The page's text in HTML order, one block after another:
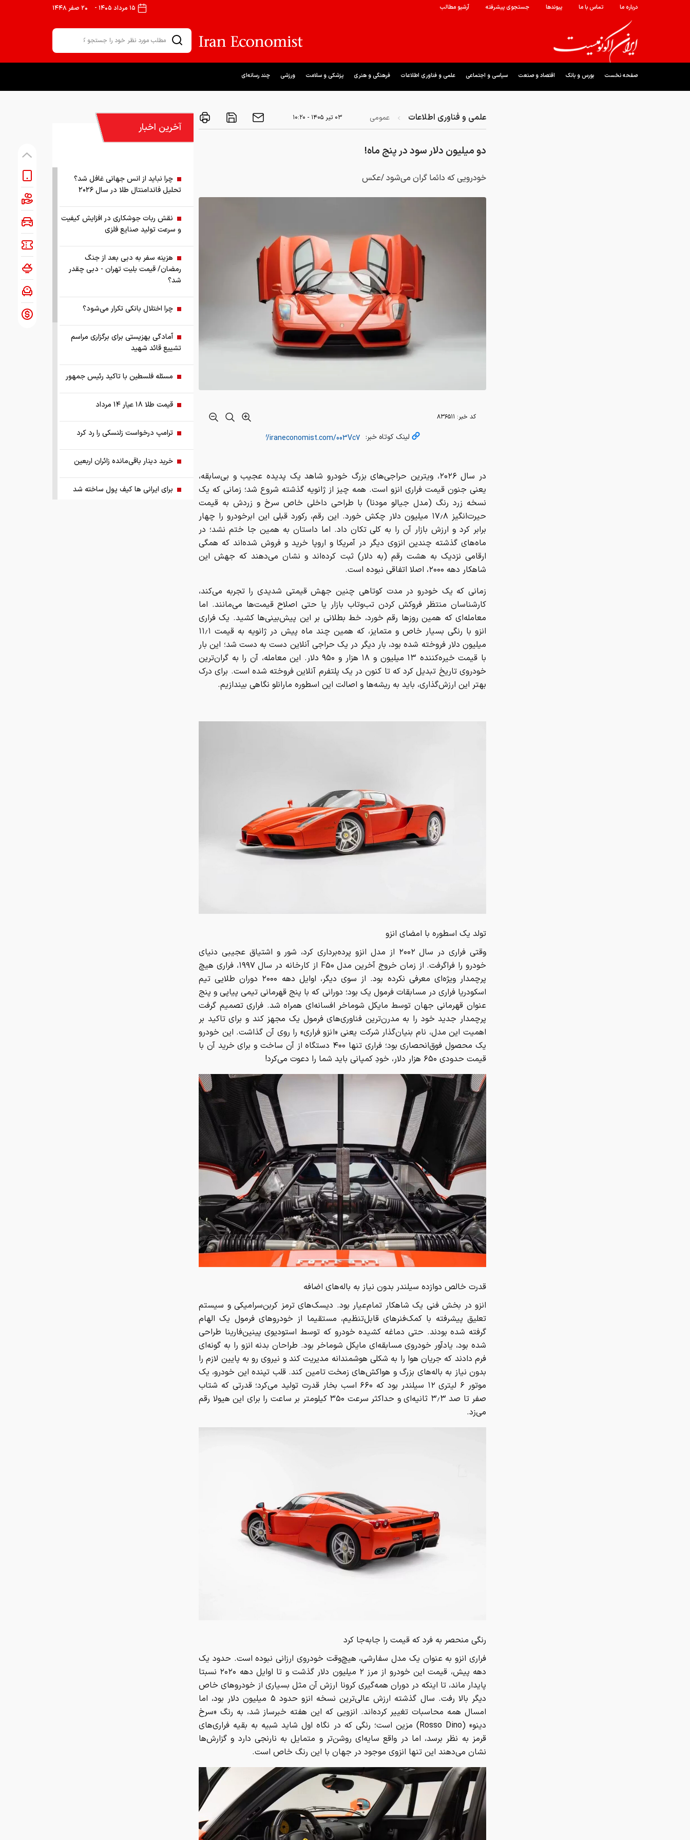
درباره ما تماس با ما پیوندها جستجوی پیشرفته آرشیو مطالب ۱۵ مرداد ۱۴۰۵ - ۲۰ صفر ۱۴۴۸
صفحه نخست بورس و بانک اقتصاد و صنعت سیاسی و اجتماعی علمی و فناوری اطلاعات فرهنگی و هنری پزشکی و سلامت ورزشی چند رسانه‌ای
علمی و فناوری اطلاعات عمومی ۰۳ تير ۱۴۰۵ - ۱۰:۲۰
دو میلیون دلار سود در پنج ماه!
خودرویی که دائما گران می‌شود /عکس
کد خبر: ۸۳۶۵۱۱
لینک کوتاه خبر:
در سال ۲۰۲۶، ویترین حراجی‌های بزرگ خودرو شاهد یک پدیده عجیب و بی‌سابقه،
یعنی جنون قیمت فراری انزو است. همه چیز از ژانویه گذشته شروع شد؛ زمانی که یک
نسخه زرد رنگ (مدل جیالو مودنا) با طراحی داخلی خاص سرخ و زردش به قیمت
حیرت‌انگیز ۱۷٫۸ میلیون دلار چکش خورد. این رقم، رکورد قبلی این ابرخودرو را چهار
برابر کرد و ارزش بازار آن را به کلی تکان داد. اما داستان به همین‌ جا ختم نشد؛ در
ماه‌های گذشته چندین انزوی دیگر در آمریکا و اروپا خرید و فروش شده‌اند که همگی
ارقامی نزدیک به هشت رقم (به دلار) ثبت کرده‌اند و نشان می‌دهند که جهش این
شاهکار دهه ۲۰۰۰، اصلا اتفاقی نبوده است.
زمانی که یک خودرو در مدت کوتاهی چنین جهش قیمتی شدیدی را تجربه می‌کند،
کارشناسان منتظر فروکش کردن تب‌وتاب بازار یا حتی اصلاح قیمت‌ها می‌مانند. اما
معامله‌ای که همین روزها رقم خورد، خط بطلانی بر این پیش‌بینی‌ها کشید. یک فراری
انزو با رنگی بسیار خاص و متمایز، که همین چند ماه پیش در ژانویه به قیمت ۱۱٫۱
میلیون دلار فروخته شده بود، بار دیگر در یک حراجی آنلاین دست‌ به‌ دست شد؛ این بار
با قیمت خیره‌کننده ۱۳ میلیون و ۱۸ هزار و ۹۵۰ دلار. این معامله، آن را به گران‌ترین
خودروی تاریخ تبدیل کرد که تا کنون در یک پلتفرم آنلاین فروخته شده است. برای درک
بهتر این ارزش‌گذاری، باید به ریشه‌ها و اصالت این اسطوره مارانلو نگاهی بیندازیم.
تولد یک اسطوره با امضای انزو
وقتی فراری در سال ۲۰۰۲ از مدل انزو پرده‌برداری کرد، شور و اشتیاق عجیبی دنیای
خودرو را فراگرفت. از زمان خروج آخرین مدل F۵۰ از کارخانه در سال ۱۹۹۷، فراری هیچ
پرچمدار ویژه‌ای معرفی نکرده بود. از سوی دیگر، اوایل دهه ۲۰۰۰ دوران طلایی تیم
اسکودریا فراری در مسابقات فرمول یک بود؛ دورانی که با پنج قهرمانی تیمی پیاپی و پنج
عنوان قهرمانی جهان توسط مایکل شوماخر افسانه‌ای همراه شد. فراری تصمیم گرفت
پرچمدار جدید خود را به مدرن‌ترین فناوری‌های فرمول یک مجهز کند و برای تاکید بر
اهمیت این مدل، نام بنیان‌گذار شرکت یعنی «انزو فراری» را روی آن گذاشت. این خودرو
یک محصول فوق‌انحصاری بود؛ فراری تنها ۴۰۰ دستگاه از آن ساخت و برای خرید آن با
قیمت حدودی ۶۵۰ هزار دلار، خودِ کمپانی باید شما را دعوت می‌کرد!
قدرت خالص دوازده سیلندر بدون نیاز به باله‌های اضافه
انزو در بخش فنی یک شاهکار تمام‌عیار بود. دیسک‌های ترمز کربن‌سرامیکی و سیستم
تعلیق پیشرفته با کمک‌فنرهای قابل‌تنظیم، مستقیما از خودروهای فرمول یک الهام
گرفته شده بودند. حتی دماغه کشیده خودرو که توسط استودیوی پینین‌فارینا طراحی
شده بود، یادآور خودروی مسابقه‌ای مایکل شوماخر بود. طراحان بدنه انزو را به گونه‌ای
فرم دادند که جریان هوا را به شکلی هوشمندانه مدیریت کند و نیروی رو به پایین لازم را
بدون نیاز به باله‌های بزرگ و هواکش‌های زمخت تامین کند. قلب تپنده این خودرو، یک
موتور ۶ لیتری ۱۲ سیلندر بود که ۶۶۰ اسب بخار قدرت تولید می‌کرد؛ قدرتی که شتاب
صفر تا صد ۳٫۳ ثانیه‌ای و حداکثر سرعت ۳۵۰ کیلومتر بر ساعت را برای این هیولا رقم
می‌زد.
رنگی منحصر به‌ فرد که قیمت را جابه‌جا کرد
فراری انزو به عنوان یک مدل سفارشی، هیچ‌وقت خودروی ارزانی نبوده است. حدود یک
دهه پیش، قیمت این خودرو از مرز ۲ میلیون دلار گذشت و تا اوایل دهه ۲۰۲۰ نسبتا
پایدار ماند، تا اینکه در دوران همه‌گیری کرونا ارزش آن مثل بسیاری از خودروهای خاص
دیگر بالا رفت. سال گذشته ارزش عالی‌ترین نسخه انزو حدود ۵ میلیون دلار بود، اما
امسال همه محاسبات تغییر کرده‌اند. انزویی که این هفته خبرساز شد، به رنگ «سرخ
دینو» (Rosso Dino) مزین است؛ رنگی که در نگاه اول شاید شبیه به بقیه فراری‌های
قرمز به نظر برسد، اما در واقع سایه‌ای روشن‌تر و متمایل به نارنجی دارد و گزارش‌ها
نشان می‌دهند این تنها انزوی موجود در جهان با این رنگ خاص است.
آخرین اخبار
چرا نباید از انس جهانی غافل شد؟
تحلیل فاندامنتال طلا در سال ۲۰۲۶
نقش ربات جوشکاری در افزایش کیفیت
و سرعت تولید صنایع فلزی
هزینه سفر به دبی بعد از جنگ
رمضان/ قیمت بلیت تهران - دبی چقدر
شد؟
چرا اختلال بانکی تکرار می‌شود؟
آمادگی بهزیستی برای برگزاری مراسم
تشییع قائد شهید
مسئله فلسطین با تاکید رئیس جمهور
قیمت طلا ۱۸ عیار ۱۴ مرداد
ترامپ درخواست زلنسکی را رد کرد
خرید دینار باقی‌مانده زائران اربعین
برای ایرانی ها کیف پول ساخته شد